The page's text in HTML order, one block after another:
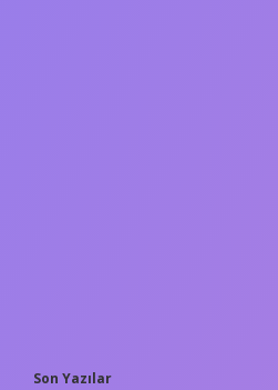
Son Yazılar